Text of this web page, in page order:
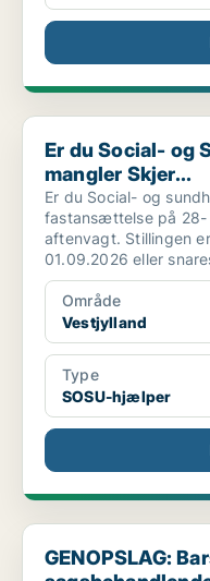
Er du Social- og
Er du Social- og
mangler Skjer...
Er du Social- og
fastansættelse på 28-
aftenvagt. Stillingen
01.09.2026 eller
Område
Vestjylland
Type
SOSU-hjælper
GENOPSLAG:
GENOPSLAG: